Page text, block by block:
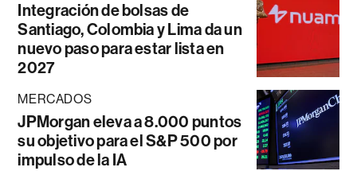
Integración de bolsas de
Santiago, Colombia y Lima da un
nuevo paso para estar lista en
2027
MERCADOS
JPMorgan eleva a 8.000 puntos
su objetivo para el S&P 500 por
impulso de la IA